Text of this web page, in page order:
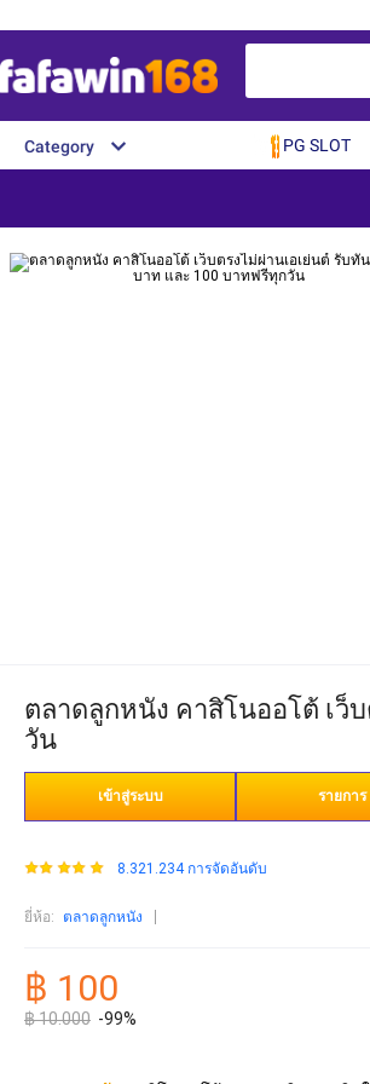
Category PG SLOT
ตลาดลูกหนัง คาสิโนออโต้ เว็
วัน
เข้าสู่ระบบ รายการ
8.321.234 การจัดอันดับ
ยี่ห้อ: ตลาดลูกหนัง
฿ 100
฿ 10.000 -99%